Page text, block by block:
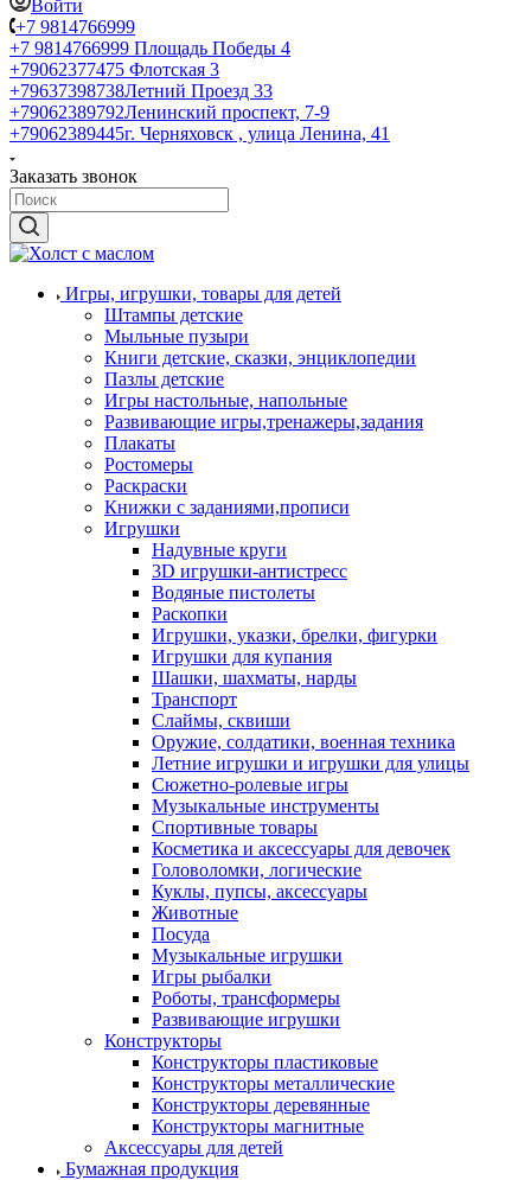
Войти
+7 9814766999
+7 9814766999 Площадь Победы 4
+79062377475 Флотская 3
+79637398738Летний Проезд 33
+79062389792Ленинский проспект, 7-9
+79062389445г. Черняховск , улица Ленина, 41
Заказать звонок
Игры, игрушки, товары для детей
Штампы детские
Мыльные пузыри
Книги детские, сказки, энциклопедии
Пазлы детские
Игры настольные, напольные
Развивающие игры,тренажеры,задания
Плакаты
Ростомеры
Раскраски
Книжки с заданиями,прописи
Игрушки
Надувные круги
3D игрушки-антистресс
Водяные пистолеты
Раскопки
Игрушки, указки, брелки, фигурки
Игрушки для купания
Шашки, шахматы, нарды
Транспорт
Слаймы, сквиши
Оружие, солдатики, военная техника
Летние игрушки и игрушки для улицы
Сюжетно-ролевые игры
Музыкальные инструменты
Спортивные товары
Косметика и аксессуары для девочек
Головоломки, логические
Куклы, пупсы, аксессуары
Животные
Посуда
Музыкальные игрушки
Игры рыбалки
Роботы, трансформеры
Развивающие игрушки
Конструкторы
Конструкторы пластиковые
Конструкторы металлические
Конструкторы деревянные
Конструкторы магнитные
Аксессуары для детей
Бумажная продукция